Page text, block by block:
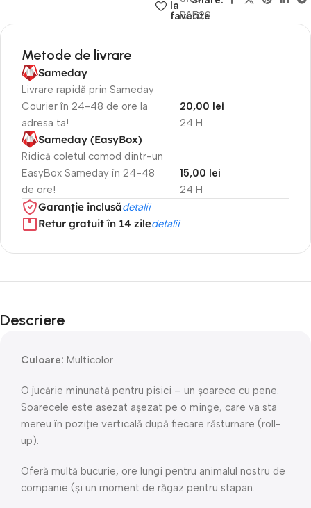
la
favorite
PA529
Metode de livrare
Sameday
Livrare rapidă prin Sameday
Courier în 24-48 de ore la
adresa ta!
24 H
20,00 lei
Sameday (EasyBox)
Ridică coletul comod dintr-un
EasyBox Sameday în 24-48
de ore!
24 H
15,00 lei
Garanție inclusădetalii
Retur gratuit în 14 ziledetalii
Descriere
Culoare: Multicolor
O jucărie minunată pentru pisici – un șoarece cu pene.
Soarecele este asezat așezat pe o minge, care va sta
mereu în poziție verticală după fiecare răsturnare (roll-
up).
Oferă multă bucurie, ore lungi pentru animalul nostru de
companie (și un moment de răgaz pentru stapan.